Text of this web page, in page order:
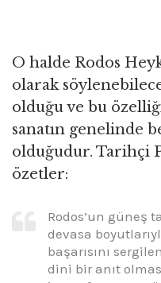
O halde Rodos
olarak
olduğu ve bu
sanatın genelinde
olduğudur. Tarihçi
özetler:
Rodos’un güneş
devasa
başarısını
dini bir anıt